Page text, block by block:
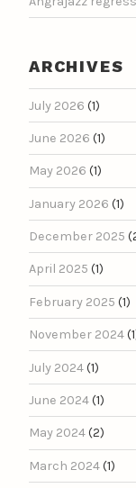
ARCHIVES
July 2026 (1)
June 2026 (1)
May 2026 (1)
January 2026 (1)
December 2025
April 2025 (1)
February 2025 (1)
November 2024
July 2024(1)
June 2024(1)
May 2024(2)
March 2024(1)